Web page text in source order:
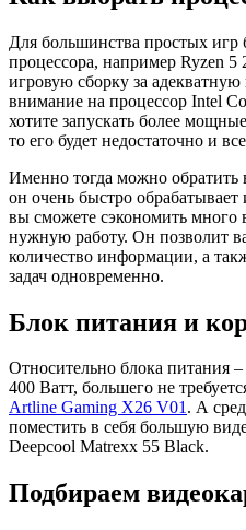
Для большинства простых игр
процессора, например Ryzen
игровую сборку за
внимание на процессор Intel
хотите запускать более
то его будет недостаточно и
Именно тогда можно
он очень быстро
вы сможете сэкономить
нужную работу. Он позволит
количество информации, а
задач одновременно.
Блок питания и
Относительно блока питания
400 Ватт, большего не
Artline Gaming X26 V01. А
поместить в себя большую
Deepcool Matrexx 55 Black.
Подбираем